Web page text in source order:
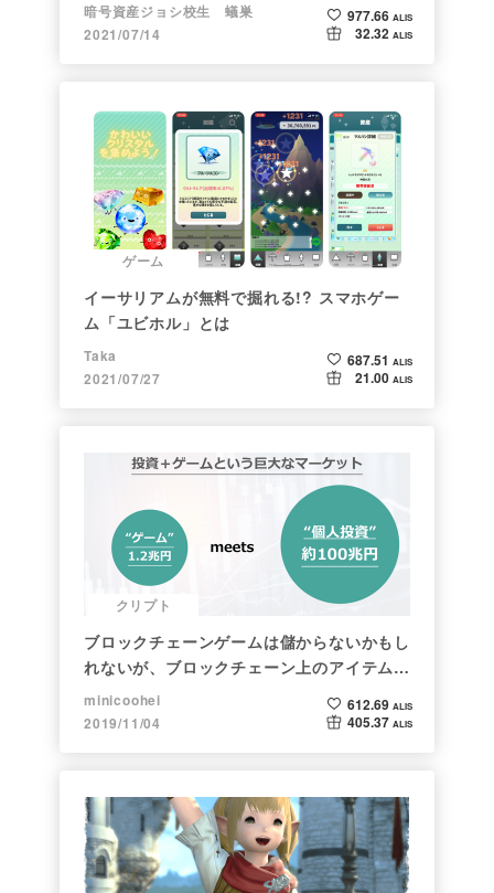
暗号資産ジョシ校生 蟻巣
2021/07/14
977.66 ALIS
32.32 ALIS
ゲーム
イーサリアムが無料で掘れる!? スマホゲー
ム「ユビホル」とは
Taka
2021/07/27
687.51 ALIS
21.00 ALIS
クリプト
ブロックチェーンゲームは儲からないかもし
れないが、ブロックチェーン上のアイテムは
新しい形の投資になる。(読了:５分)
minicoohei
2019/11/04
612.69 ALIS
405.37 ALIS